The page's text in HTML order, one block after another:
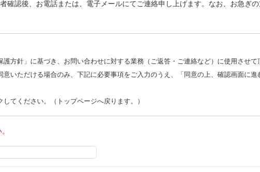
確認後、お電話または、電子メールにてご連絡申し上げます。なお、お急ぎ
方針」に基づき、お問い合わせに対する業務（ご返答・ご連絡など）に使用させて
意いただける場合のみ、下記に必要事項をご入力のうえ、「同意の上、確認画面に進
てください。（トップページへ戻ります。）